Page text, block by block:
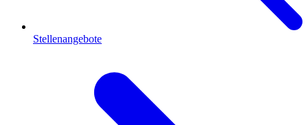
Stellenangebote